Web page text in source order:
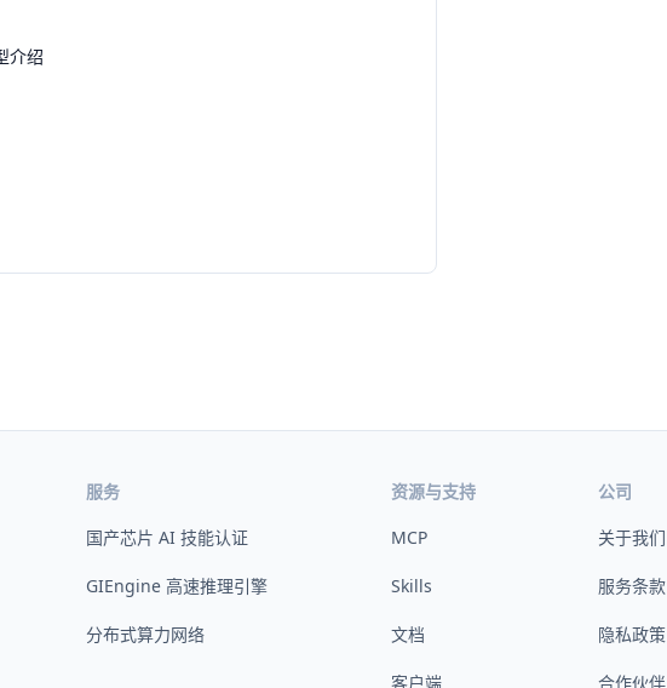
介绍
服务
国产芯片 AI 技能认证
GIEngine 高速推理引擎
分布式算力网络
资源与支持
MCP
Skills
文档
客户端
公司
关于我们
服务条款
隐私政策
合作伙伴